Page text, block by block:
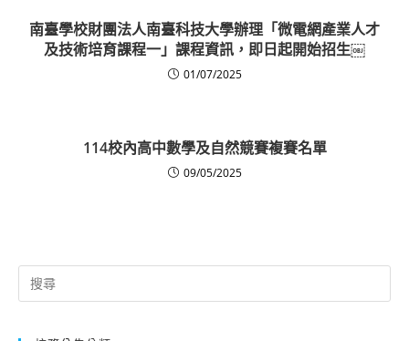
南臺學校財團法人南臺科技大學辦理「微電網產業人才
及技術培育課程一」課程資訊，即日起開始招生￼
01/07/2025
114校內高中數學及自然競賽複賽名單
09/05/2025
Search
for: